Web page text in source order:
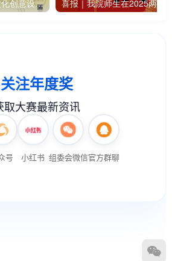
2026中国国际汉字文化创意设计大赛-征 稿 启 事